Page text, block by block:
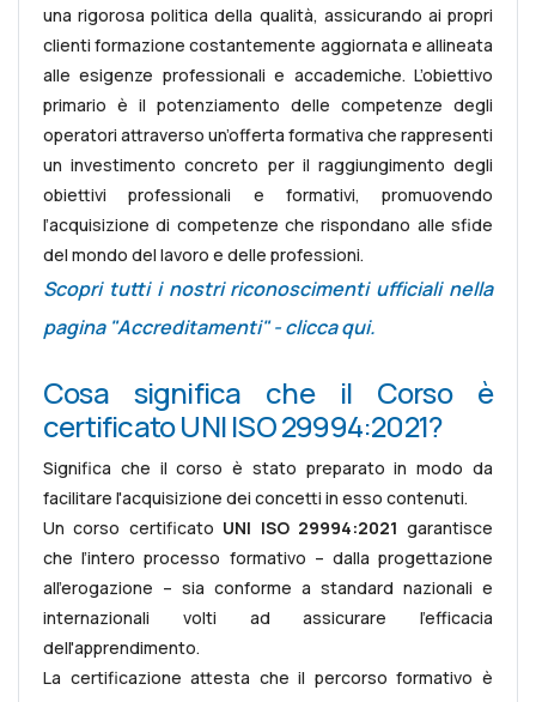
una rigorosa politica della qualità, assicurando ai propri
clienti formazione costantemente aggiornata e allineata
alle esigenze professionali e accademiche. L’obiettivo
primario è il potenziamento delle competenze degli
operatori attraverso un’offerta formativa che rappresenti
un investimento concreto per il raggiungimento degli
obiettivi professionali e formativi, promuovendo
l’acquisizione di competenze che rispondano alle sfide
del mondo del lavoro e delle professioni.
Scopri tutti i nostri riconoscimenti ufficiali nella
pagina "Accreditamenti" - clicca qui.
Cosa significa che il Corso è
certificato UNI ISO 29994:2021?
Significa che il corso è stato preparato in modo da
facilitare l'acquisizione dei concetti in esso contenuti.
Un corso certificato UNI ISO 29994:2021 garantisce
che l’intero processo formativo – dalla progettazione
all’erogazione – sia conforme a standard nazionali e
internazionali volti ad assicurare l'efficacia
dell'apprendimento.
La certificazione attesta che il percorso formativo è